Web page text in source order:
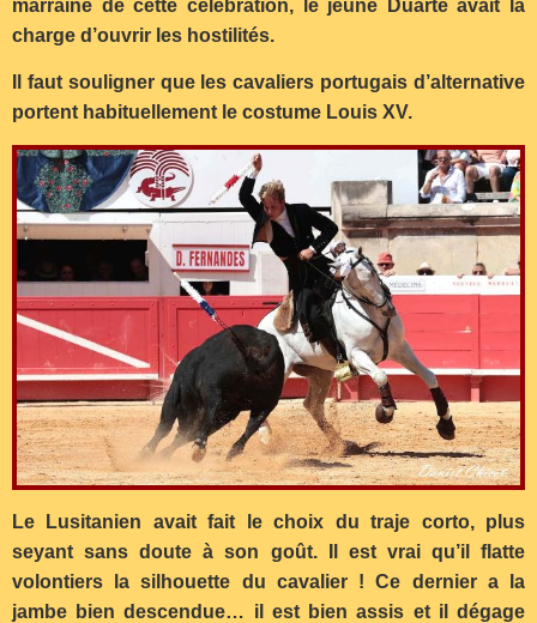
marraine de cette célébration, le jeune Duarte avait la
charge d’ouvrir les hostilités.
Il faut souligner que les cavaliers portugais d’alternative
portent habituellement le costume Louis XV.
Le Lusitanien avait fait le choix du traje corto, plus
seyant sans doute à son goût. Il est vrai qu’il flatte
volontiers la silhouette du cavalier ! Ce dernier a la
jambe bien descendue… il est bien assis et il dégage